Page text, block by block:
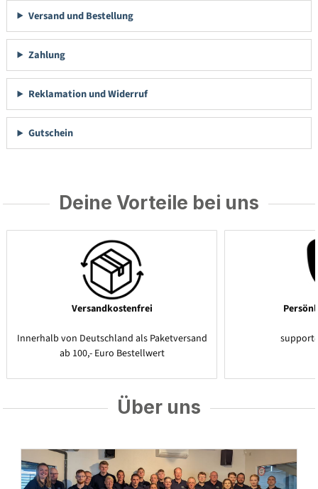
Versand und Bestellung
Zahlung
Reklamation und Widerruf
Gutschein
Deine Vorteile bei uns
Versandkostenfrei
Innerhalb von Deutschland als Paketversand
ab 100,- Euro Bestellwert
Über uns